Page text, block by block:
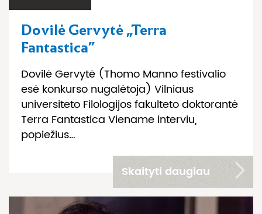
Dovilė Gervytė „Terra
Fantastica”
Dovilė Gervytė (Thomo Manno festivalio
esė konkurso nugalėtoja) Vilniaus
universiteto Filologijos fakulteto doktorantė
Terra Fantastica Viename interviu,
popiežius…
Skaityti daugiau